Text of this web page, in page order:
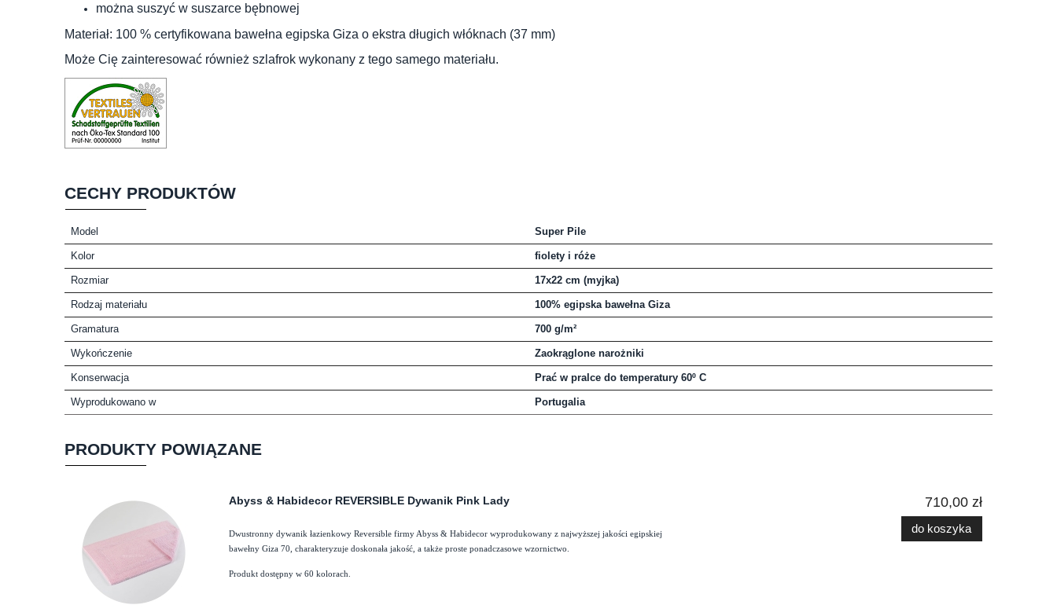
można suszyć w suszarce bębnowej
Materiał: 100 % certyfikowana bawełna egipska Giza o ekstra długich włóknach (37 mm)
Może Cię zainteresować również szlafrok wykonany z tego samego materiału.
CECHY PRODUKTÓW
Model Super Pile
Kolor fiolety i róże
Rozmiar 17x22 cm (myjka)
Rodzaj materiału 100% egipska bawełna Giza
Gramatura 700 g/m²
Wykończenie Zaokrąglone narożniki
Konserwacja Prać w pralce do temperatury 60º C
Wyprodukowano w Portugalia
PRODUKTY POWIĄZANE
Abyss & Habidecor REVERSIBLE Dywanik Pink Lady
Dwustronny dywanik łazienkowy Reversible firmy Abyss & Habidecor wyprodukowany z najwyższej jakości egipskiej
bawełny Giza 70, charakteryzuje doskonała jakość, a także proste ponadczasowe wzornictwo.
Produkt dostępny w 60 kolorach.
710,00 zł
do koszyka